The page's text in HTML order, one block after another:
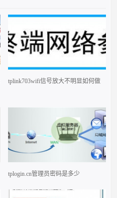
tplink703wifi信号放大不明显如何做
tplogin.cn管理员密码是多少